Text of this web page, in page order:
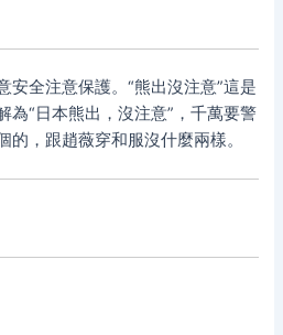
安全注意保護。“熊出沒注意”這是
為“日本熊出，沒注意”，千萬要警
的，跟趙薇穿和服沒什麼兩樣。